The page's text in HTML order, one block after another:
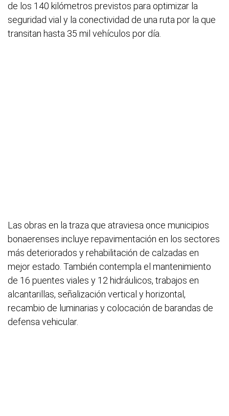
de los 140 kilómetros previstos para optimizar la
seguridad vial y la conectividad de una ruta por la que
transitan hasta 35 mil vehículos por día.
Las obras en la traza que atraviesa once municipios
bonaerenses incluye repavimentación en los sectores
más deteriorados y rehabilitación de calzadas en
mejor estado. También contempla el mantenimiento
de 16 puentes viales y 12 hidráulicos, trabajos en
alcantarillas, señalización vertical y horizontal,
recambio de luminarias y colocación de barandas de
defensa vehicular.